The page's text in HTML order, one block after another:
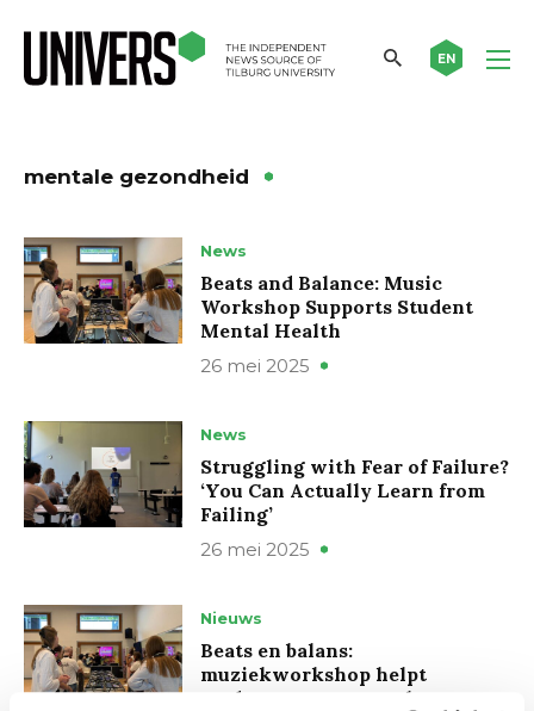
EN
mentale gezondheid
News
Beats and Balance: Music
Workshop Supports Student
Mental Health
26 mei 2025
News
Struggling with Fear of Failure?
‘You Can Actually Learn from
Failing’
26 mei 2025
Nieuws
Beats en balans:
muziekworkshop helpt
studenten met mentale